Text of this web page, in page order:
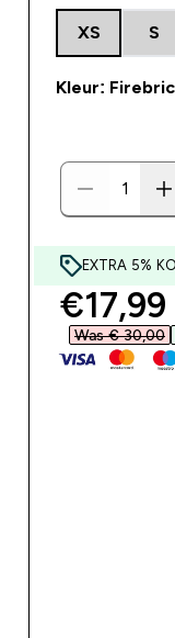
XS S
Kleur:
EXTRA 5%
€17,99‎
Was € 30,00‎